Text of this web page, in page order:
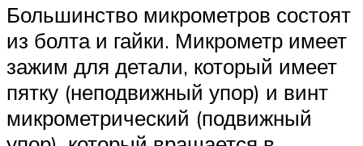
Большинство микрометров состоят
из болта и гайки. Микрометр имеет
зажим для детали, который имеет
пятку (неподвижный упор) и винт
микрометрический (подвижный